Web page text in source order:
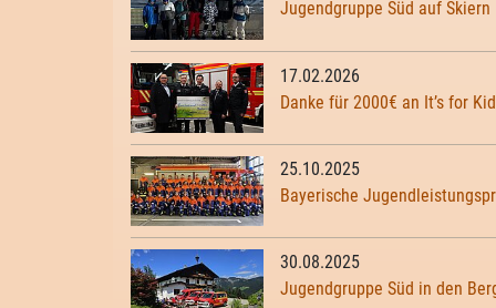
Jugendgruppe Süd auf Skiern
17.02.2026
Danke für 2000€ an It’s for
25.10.2025
Bayerische
30.08.2025
Jugendgruppe Süd in den